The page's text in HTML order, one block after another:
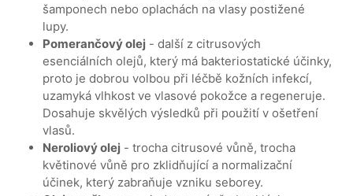
šamponech nebo oplachách na vlasy postižené
lupy.
Pomerančový olej - další z citrusových
esenciálních olejů, který má bakteriostatické účinky,
proto je dobrou volbou při léčbě kožních infekcí,
uzamyká vlhkost ve vlasové pokožce a regeneruje.
Dosahuje skvělých výsledků při použití v ošetření
vlasů.
Neroliový olej - trocha citrusové vůně, trocha
květinové vůně pro zklidňující a normalizační
účinek, který zabraňuje vzniku seborey.